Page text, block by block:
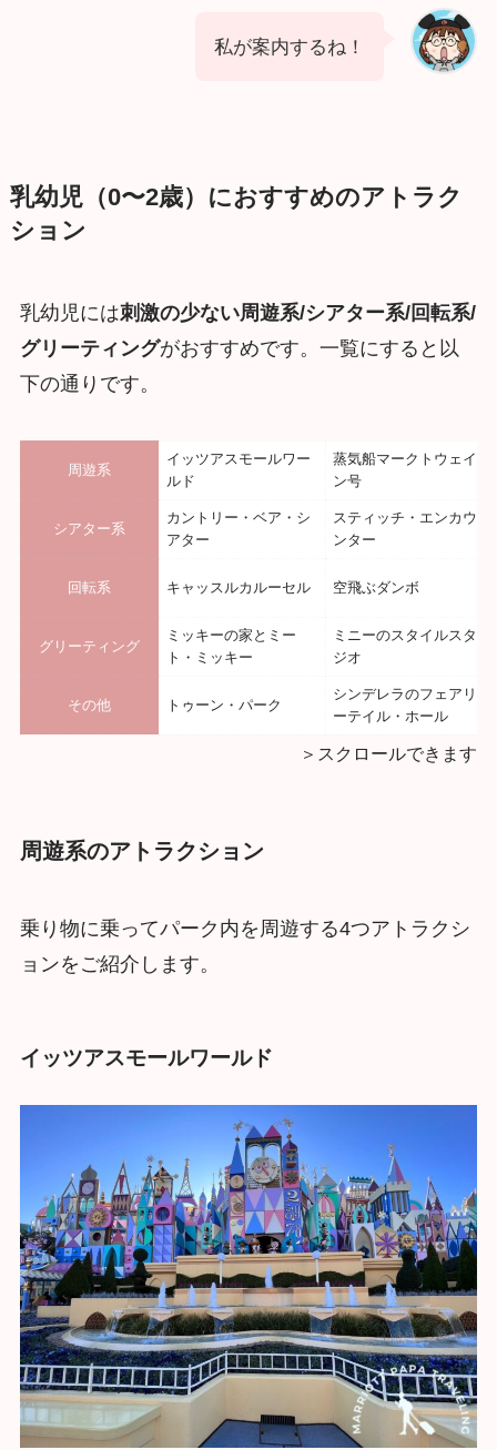
私が案内するね！
乳幼児（0〜2歳）におすすめのアトラク
ション
乳幼児には刺激の少ない周遊系/シアター系/回転系/
グリーティングがおすすめです。一覧にすると以
下の通りです。
周遊系
イッツアスモールワー
ルド
蒸気船マークトウェイ
ン号
シアター系
カントリー・ベア・シ
アター
スティッチ・エンカウ
ンター
回転系 キャッスルカルーセル 空飛ぶダンボ
グリーティング
ミッキーの家とミー
ト・ミッキー
ミニーのスタイルスタ
ジオ
その他 トゥーン・パーク
シンデレラのフェアリ
ーテイル・ホール
＞スクロールできます
周遊系のアトラクション
乗り物に乗ってパーク内を周遊する4つアトラクシ
ョンをご紹介します。
イッツアスモールワールド